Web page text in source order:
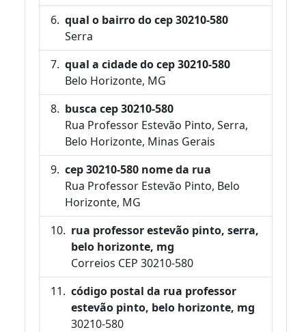
qual o bairro do cep 30210-580
Serra
qual a cidade do cep 30210-580
Belo Horizonte, MG
busca cep 30210-580
Rua Professor Estevão Pinto, Serra,
Belo Horizonte, Minas Gerais
cep 30210-580 nome da rua
Rua Professor Estevão Pinto, Belo
Horizonte, MG
rua professor estevão pinto, serra,
belo horizonte, mg
Correios CEP 30210-580
código postal da rua professor
estevão pinto, belo horizonte, mg
30210-580